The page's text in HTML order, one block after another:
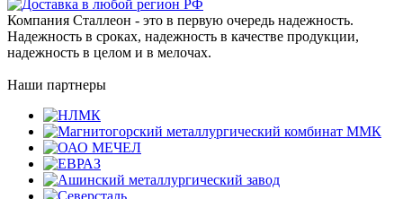
Компания Сталлеон - это в первую очередь надежность.
Надежность в сроках, надежность в качестве продукции,
надежность в целом и в мелочах.
Наши партнеры